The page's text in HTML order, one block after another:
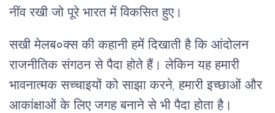
नींव रखी जो पूरे भारत में विकसित हुए।
सखी मेलब०क्स की कहानी हमें दिखाती है कि आंदोलन
राजनीतिक संगठन से पैदा होते हैं। लेकिन यह हमारी
भावनात्मक सच्चाइयों को साझा करने, हमारी इच्छाओं और
आकांक्षाओं के लिए जगह बनाने से भी पैदा होता है।